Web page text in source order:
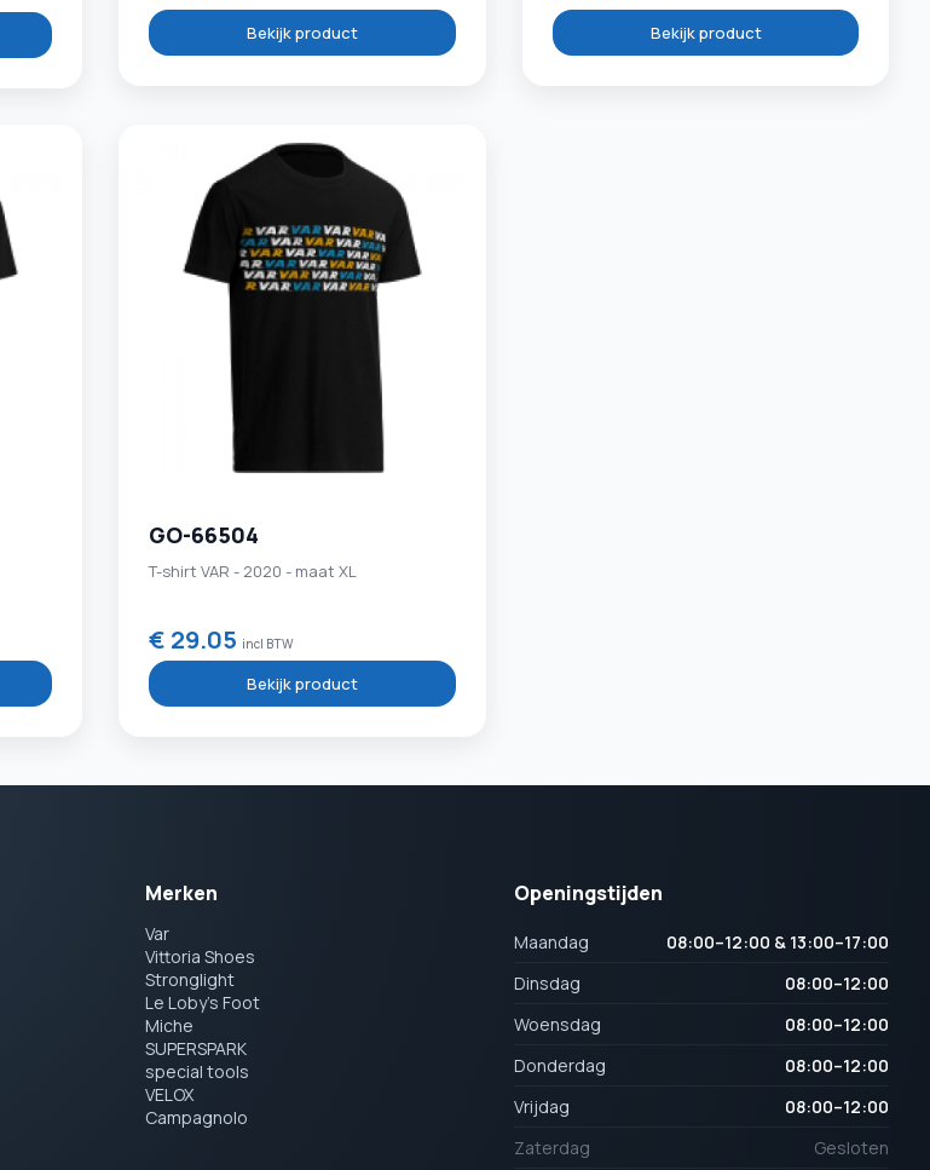
Bekijk product Bekijk product
GO-66504
T-shirt VAR - 2020 - maat XL
€ 29.05 incl BTW
Bekijk product
Merken
Var
Vittoria Shoes
Stronglight
Le Loby's Foot
Miche
SUPERSPARK
special tools
VELOX
Campagnolo
Openingstijden
Maandag
08:00–12:00 & 13:00–17:00
Dinsdag
08:00–12:00
Woensdag
08:00–12:00
Donderdag
08:00–12:00
Vrijdag
08:00–12:00
Zaterdag
Gesloten